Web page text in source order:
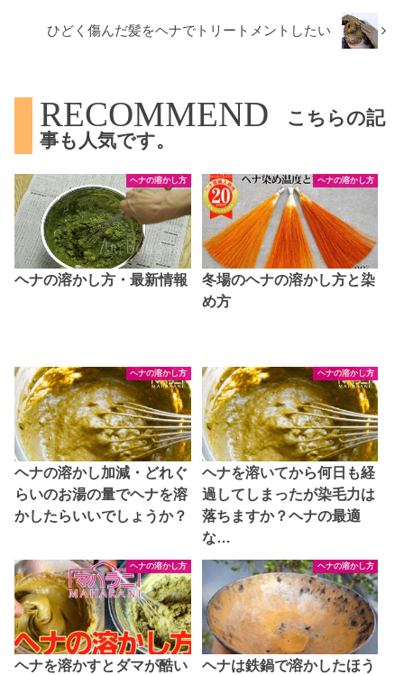
ひどく傷んだ髪をヘナでトリートメントしたい
RECOMMEND
こちらの記
事も人気です。
ヘナの溶かし方
ヘナの溶かし方・最新情報
ヘナの溶かし方
冬場のヘナの溶かし方と染
め方
ヘナの溶かし方
ヘナの溶かし加減・どれぐ
らいのお湯の量でヘナを溶
かしたらいいでしょうか？
ヘナの溶かし方
ヘナを溶いてから何日も経
過してしまったが染毛力は
落ちますか？ヘナの最適
な…
ヘナの溶かし方
ヘナを溶かすとダマが酷い
ヘナの溶かし方
ヘナは鉄鍋で溶かしたほう